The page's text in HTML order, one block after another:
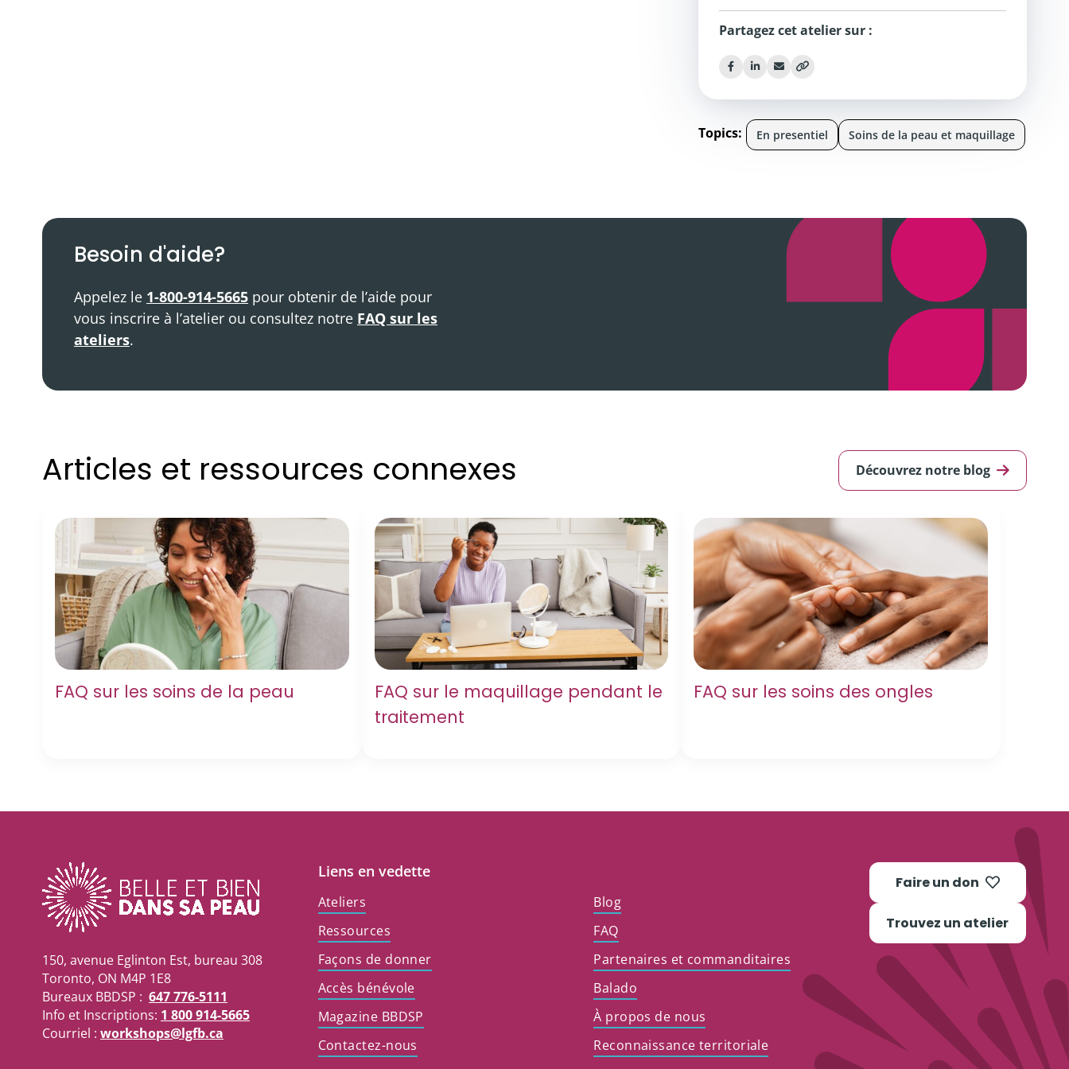
Partagez cet atelier sur :
Topics: En presentiel Soins de la peau et maquillage
Besoin d'aide?
Appelez le 1-800-914-5665 pour obtenir de l’aide pour
vous inscrire à l’atelier ou consultez notre FAQ sur les
ateliers.
Articles et ressources connexes Découvrez notre blog
FAQ sur les soins de la peau
FAQ sur le maquillage pendant le
traitement
FAQ sur les soins des ongles
150, avenue Eglinton Est, bureau 308
Toronto, ON M4P 1E8
Bureaux BBDSP : 647 776-5111
Info et Inscriptions: 1 800 914-5665
Courriel : workshops@lgfb.ca
Liens en vedette
Ateliers
Blog
Ressources
FAQ
Façons de donner
Partenaires et commanditaires
Accès bénévole
Balado
Magazine BBDSP
À propos de nous
Contactez-nous
Reconnaissance territoriale
Faire un don
Trouvez un atelier